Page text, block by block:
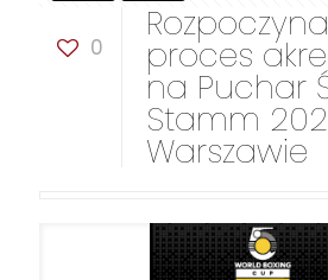
0 proces
na Puchar
Stamm
Warszawie